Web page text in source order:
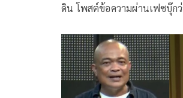
ดิน โพสต์ข้อความผ่านเฟซบุ๊ก
รายได้ส่วนที่เหลือสนับสนุนกอ